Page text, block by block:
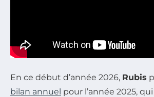
En ce début d’année 2026, Rubis
bilan annuel pour l’année 2025,